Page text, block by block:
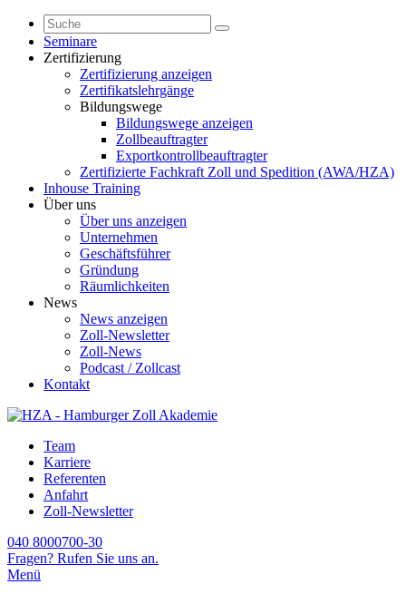
Seminare
Zertifizierung
Zertifizierung anzeigen
Zertifikatslehrgänge
Bildungswege
Bildungswege anzeigen
Zollbeauftragter
Exportkontrollbeauftragter
Zertifizierte Fachkraft Zoll und Spedition (AWA/HZA)
Inhouse Training
Über uns
Über uns anzeigen
Unternehmen
Geschäftsführer
Gründung
Räumlichkeiten
News
News anzeigen
Zoll-Newsletter
Zoll-News
Podcast / Zollcast
Kontakt
Team
Karriere
Referenten
Anfahrt
Zoll-Newsletter
040 8000700-30
Fragen? Rufen Sie uns an.
Menü